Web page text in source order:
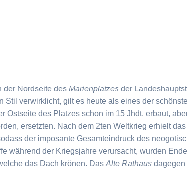
der Nordseite desMarienplatzes der
Stil verwirklicht, gilt es heute als eines der
Ostseite des Platzes schon im 15 Jhdt. erbaut,
ersetzten. Nach dem 2ten Weltkrieg erhielt
der imposante Gesamteindruck des
während der Kriegsjahre verursacht, wurden
das Dach krönen. DasAlte Rathaus dagegen